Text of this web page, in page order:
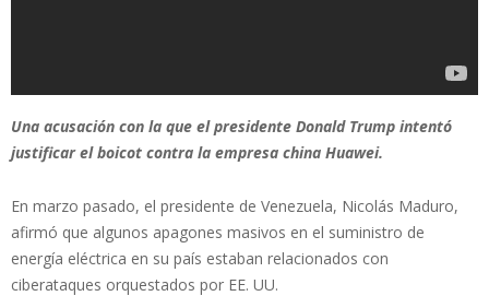
Una acusación con la que el presidente Donald Trump intentó
justificar el boicot contra la empresa china Huawei.
En marzo pasado, el presidente de Venezuela, Nicolás Maduro,
afirmó que algunos apagones masivos en el suministro de
energía eléctrica en su país estaban relacionados con
ciberataques orquestados por EE. UU.